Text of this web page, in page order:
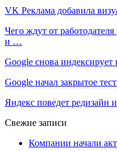
VK Реклама добавила
Чего ждут от
и …
Google снова
Google начал закрытое
Яндекс поведет редизайн
Свежие записи
Компании начали